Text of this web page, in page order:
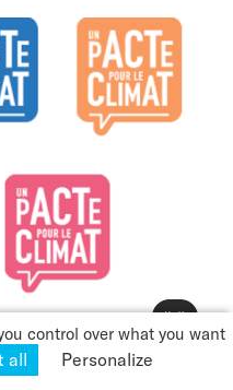
👋
Annecy
control over what you want
all Personalize